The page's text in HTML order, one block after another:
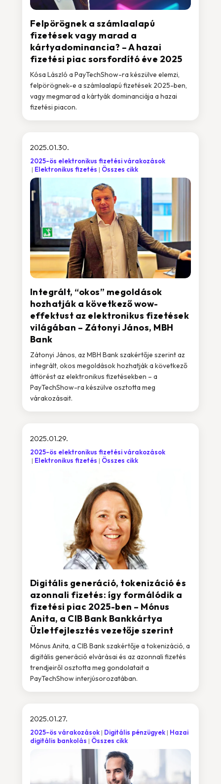
Felpörögnek a számlaalapú
fizetések vagy marad a
kártyadominancia? – A hazai
fizetési piac sorsfordító éve 2025
Kósa László a PayTechShow-ra készülve elemzi,
felpörögnek-e a számlaalapú fizetések 2025-ben,
vagy megmarad a kártyák dominanciája a hazai
fizetési piacon.
Integrált, “okos” megoldások
hozhatják a következő wow-
effektust az elektronikus fizetések
világában – Zátonyi János, MBH
Bank
2025.01.30.
2025-ös elektronikus fizetési várakozások
Elektronikus fizetés
Összes cikk
Zátonyi János, az MBH Bank szakértője szerint az
integrált, okos megoldások hozhatják a következő
áttörést az elektronikus fizetésekben – a
PayTechShow-ra készülve osztotta meg
várakozásait.
Digitális generáció, tokenizáció és
azonnali fizetés: így formálódik a
fizetési piac 2025-ben – Mónus
Anita, a CIB Bank Bankkártya
Üzletfejlesztés vezetője szerint
2025.01.29.
2025-ös elektronikus fizetési várakozások
Elektronikus fizetés
Összes cikk
Mónus Anita, a CIB Bank szakértője a tokenizáció, a
digitális generáció elvárásai és az azonnali fizetés
trendjeiről osztotta meg gondolatait a
PayTechShow interjúsorozatában.
2025.01.27.
2025-ös várakozások Digitális pénzügyek
Hazai
digitális bankolás
Összes cikk